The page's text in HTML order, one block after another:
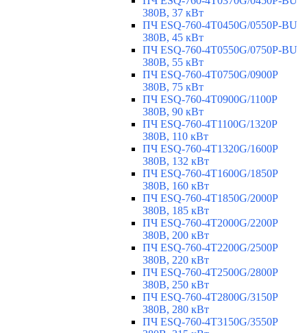
380В, 37 кВт
ПЧ ESQ-760-4T0450G/0550P-BU
380В, 45 кВт
ПЧ ESQ-760-4T0550G/0750P-BU
380В, 55 кВт
ПЧ ESQ-760-4T0750G/0900P
380В, 75 кВт
ПЧ ESQ-760-4T0900G/1100P
380В, 90 кВт
ПЧ ESQ-760-4T1100G/1320P
380В, 110 кВт
ПЧ ESQ-760-4T1320G/1600P
380В, 132 кВт
ПЧ ESQ-760-4T1600G/1850P
380В, 160 кВт
ПЧ ESQ-760-4T1850G/2000P
380В, 185 кВт
ПЧ ESQ-760-4T2000G/2200P
380В, 200 кВт
ПЧ ESQ-760-4T2200G/2500P
380В, 220 кВт
ПЧ ESQ-760-4T2500G/2800P
380В, 250 кВт
ПЧ ESQ-760-4T2800G/3150P
380В, 280 кВт
ПЧ ESQ-760-4T3150G/3550P